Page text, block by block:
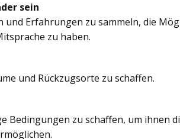
sein
Erfahrungen zu sammeln, die
zu haben.
und Rückzugsorte zu schaffen.
Bedingungen zu schaffen, um ihnen